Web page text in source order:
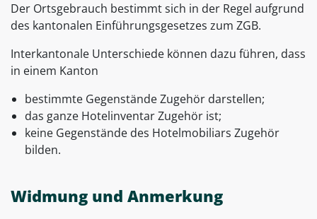
Der Ortsgebrauch bestimmt sich in der Regel aufgrund
des kantonalen Einführungsgesetzes zum ZGB.
Interkantonale Unterschiede können dazu führen, dass
in einem Kanton
bestimmte Gegenstände Zugehör darstellen;
das ganze Hotelinventar Zugehör ist;
keine Gegenstände des Hotelmobiliars Zugehör
bilden.
Widmung und Anmerkung